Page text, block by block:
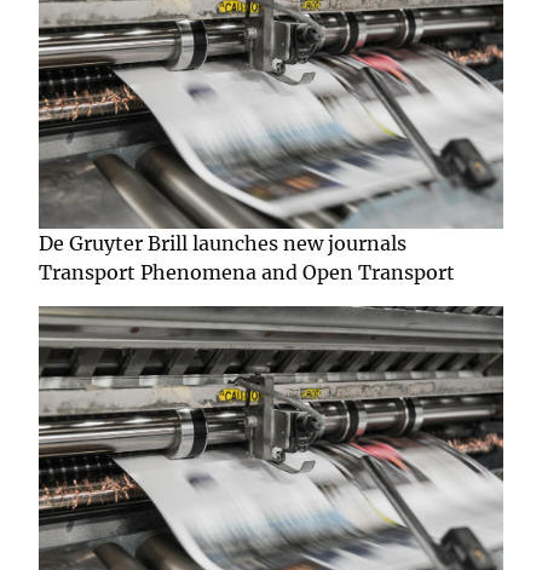
De Gruyter Brill launches new journals
Transport Phenomena and Open Transport